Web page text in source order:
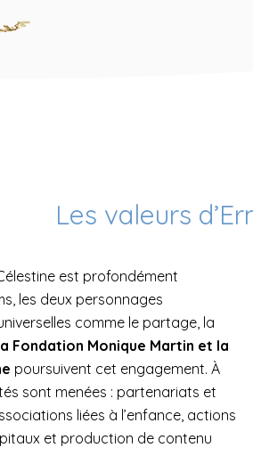
Les valeurs
est profondément
les deux personnages
comme le partage, la
Fondation Monique Martin et la
poursuivent cet engagement. À
sont menées : partenariats et
liées à l’enfance, actions
et production de contenu
transmettre ces valeurs et toucher le grand public, la
des expositions. Certaines